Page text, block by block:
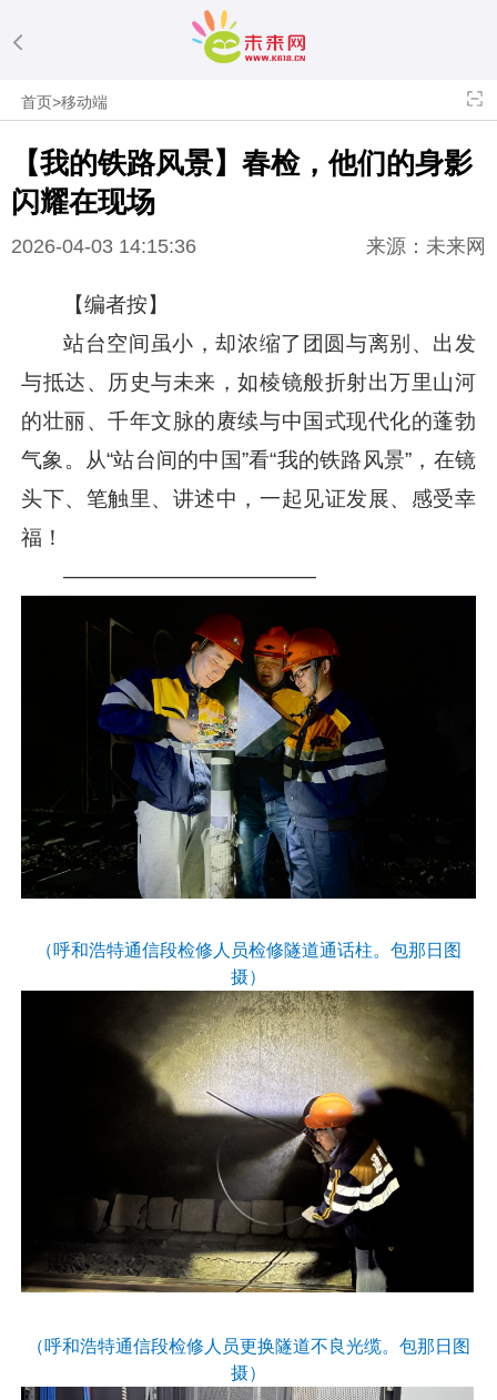
首页>移动端
【我的铁路风景】春检，他们的身影
闪耀在现场
2026-04-03 14:15:36 来源：未来网
【编者按】
站台空间虽小，却浓缩了团圆与离别、出发
与抵达、历史与未来，如棱镜般折射出万里山河
的壮丽、千年文脉的赓续与中国式现代化的蓬勃
气象。从“站台间的中国”看“我的铁路风景”，在镜
头下、笔触里、讲述中，一起见证发展、感受幸
福！
————————————
（呼和浩特通信段检修人员检修隧道通话柱。包那日图
摄）
（呼和浩特通信段检修人员更换隧道不良光缆。包那日图
摄）